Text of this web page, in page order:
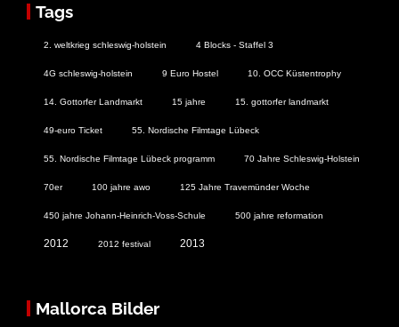
Tags
2. weltkrieg schleswig-holstein 4 Blocks - Staffel 3
4G schleswig-holstein 9 Euro Hostel 10. OCC Küstentrophy
14. Gottorfer Landmarkt 15 jahre 15. gottorfer landmarkt
49-euro Ticket 55. Nordische Filmtage Lübeck
55. Nordische Filmtage Lübeck programm 70 Jahre Schleswig-Holstein
70er 100 jahre awo 125 Jahre Travemünder Woche
450 jahre Johann-Heinrich-Voss-Schule 500 jahre reformation
2012 2012 festival 2013
Mallorca Bilder